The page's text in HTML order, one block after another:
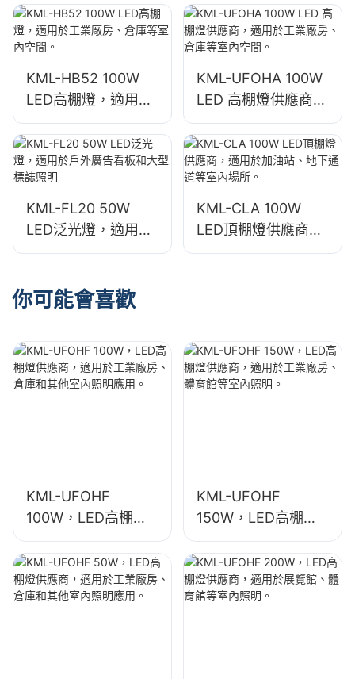
室內空間照明。
內場所。
KML-HB52 100W
LED高棚燈，適用於
工業廠房、倉庫等室
內空間。
KML-UFOHA 100W
LED 高棚燈供應商，
適用於工業廠房、倉
庫等室內空間。
KML-FL20 50W
LED泛光燈，適用於
戶外廣告看板和大型
KML-CLA 100W
LED頂棚燈供應商，
適用於加油站、地下
你可能會喜歡
KML-UFOHF
100W，LED高棚燈
供應商，適用於工業
廠房、倉庫和其他室
內照明應用。
KML-UFOHF
150W，LED高棚燈
供應商，適用於工業
廠房、體育館等室內
照明。